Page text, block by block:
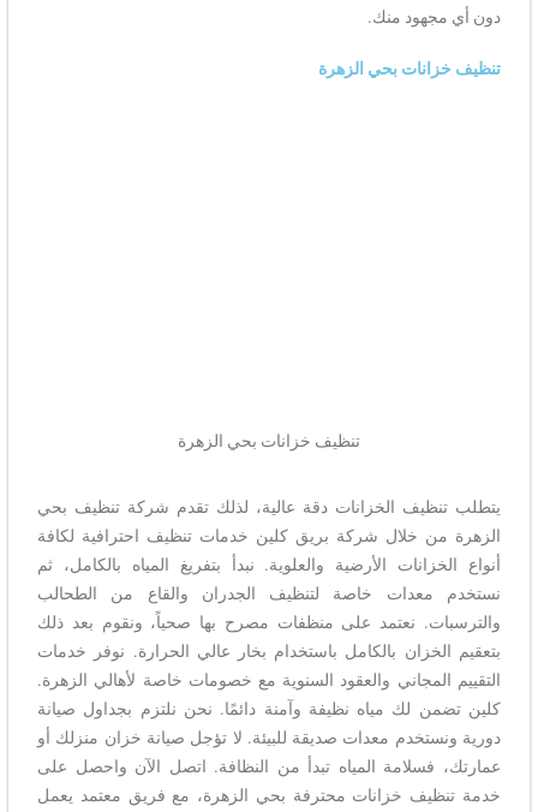
دون أي مجهود منك.
تنظيف خزانات بحي الزهرة
تنظيف خزانات بحي الزهرة
يتطلب تنظيف الخزانات دقة عالية، لذلك تقدم شركة تنظيف بحي
الزهرة من خلال شركة بريق كلين خدمات تنظيف احترافية لكافة
أنواع الخزانات الأرضية والعلوية. نبدأ بتفريغ المياه بالكامل، ثم
نستخدم معدات خاصة لتنظيف الجدران والقاع من الطحالب
والترسبات. نعتمد على منظفات مصرح بها صحياً، ونقوم بعد ذلك
بتعقيم الخزان بالكامل باستخدام بخار عالي الحرارة. نوفر خدمات
التقييم المجاني والعقود السنوية مع خصومات خاصة لأهالي الزهرة.
كلين تضمن لك مياه نظيفة وآمنة دائمًا. نحن نلتزم بجداول صيانة
دورية ونستخدم معدات صديقة للبيئة. لا تؤجل صيانة خزان منزلك أو
عمارتك، فسلامة المياه تبدأ من النظافة. اتصل الآن واحصل على
خدمة تنظيف خزانات محترفة بحي الزهرة، مع فريق معتمد يعمل